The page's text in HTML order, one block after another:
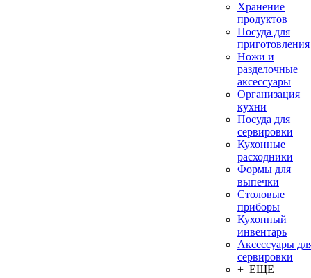
Хранение
продуктов
Посуда для
приготовления
Ножи и
разделочные
аксессуары
Организация
кухни
Посуда для
сервировки
Кухонные
расходники
Формы для
выпечки
Столовые
приборы
Кухонный
инвентарь
Аксессуары
сервировки
+ ЕЩЕ